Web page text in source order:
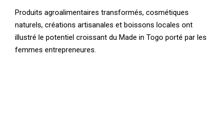
Produits agroalimentaires transformés, cosmétiques
naturels, créations artisanales et boissons locales ont
illustré le potentiel croissant du Made in Togo porté par les
femmes entrepreneures.